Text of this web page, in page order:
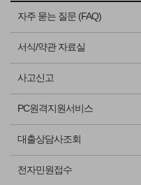
자주 묻는 질문 (FAQ)
서식/약관 자료실
사고신고
PC원격지원서비스
대출상담사조회
전자민원접수